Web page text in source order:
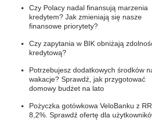
Czy Polacy nadal finansują marzenia
kredytem? Jak zmieniają się nasze
finansowe priorytety?
Czy zapytania w BIK obniżają
kredytową?
Potrzebujesz dodatkowych środków
wakacje? Sprawdź, jak przygotować
domowy budżet na lato
Pożyczka gotówkowa VeloBanku z
8,2%. Sprawdź ofertę dla